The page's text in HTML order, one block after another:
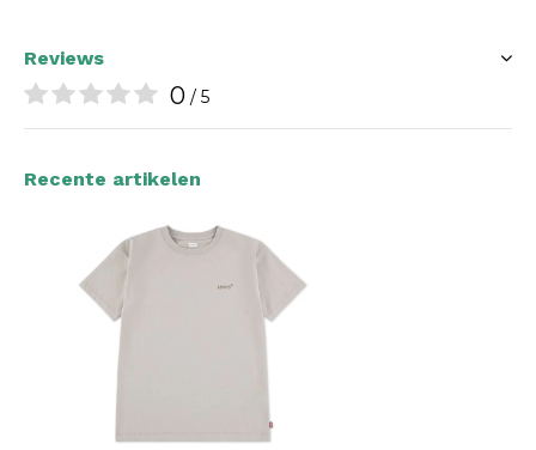
Reviews
0 / 5
Recente artikelen